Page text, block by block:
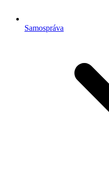
Samospráva